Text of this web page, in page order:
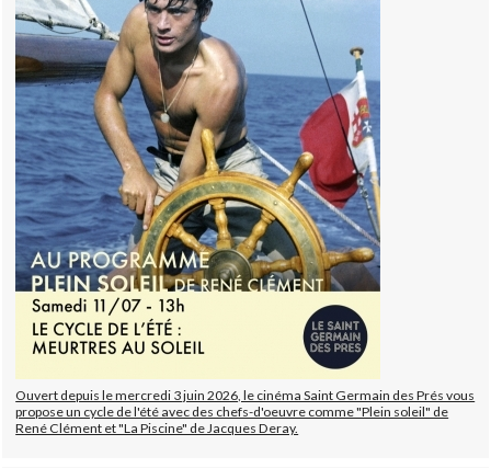
Ouvert depuis le mercredi 3 juin 2026, le cinéma Saint Germain des Prés vous
propose un cycle de l'été avec des chefs-d'oeuvre comme "Plein soleil" de
René Clément et "La Piscine" de Jacques Deray.